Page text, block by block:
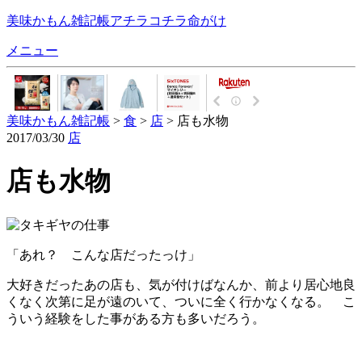
美味かもん雑記帳アチラコチラ命がけ
メニュー
美味かもん雑記帳 > 食 > 店 > 店も水物
2017/03/30 店
店も水物
「あれ？ こんな店だったっけ」
大好きだったあの店も、気が付けばなんか、前より居心地良
くなく次第に足が遠のいて、ついに全く行かなくなる。 こ
ういう経験をした事がある方も多いだろう。